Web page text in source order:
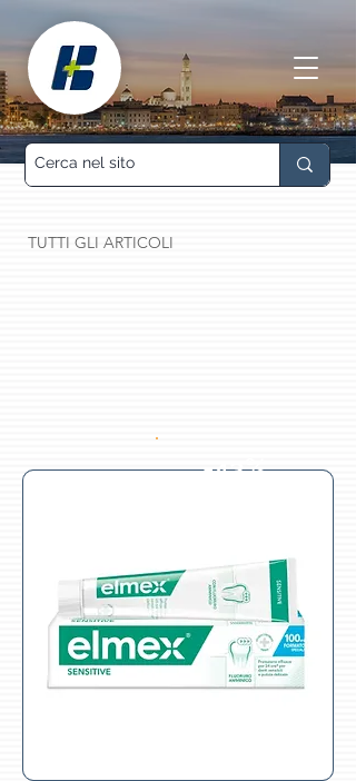
TUTTI GLI ARTICOLI
-43%